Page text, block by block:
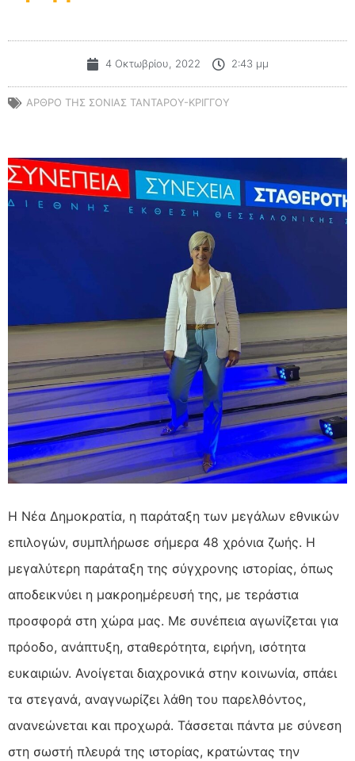
4 Οκτωβρίου, 2022 2:43 μμ
ΆΡΘΡΟ ΤΗΣ ΣΌΝΙΑΣ ΤΆΝΤΑΡΟΥ-ΚΡΊΓΓΟΥ
Η Νέα Δημοκρατία, η παράταξη των μεγάλων εθνικών
επιλογών, συμπλήρωσε σήμερα 48 χρόνια ζωής. Η
μεγαλύτερη παράταξη της σύγχρονης ιστορίας, όπως
αποδεικνύει η μακροημέρευσή της, με τεράστια
προσφορά στη χώρα μας. Με συνέπεια αγωνίζεται για
πρόοδο, ανάπτυξη, σταθερότητα, ειρήνη, ισότητα
ευκαιριών. Ανοίγεται διαχρονικά στην κοινωνία, σπάει
τα στεγανά, αναγνωρίζει λάθη του παρελθόντος,
ανανεώνεται και προχωρά. Τάσσεται πάντα με σύνεση
στη σωστή πλευρά της ιστορίας, κρατώντας την